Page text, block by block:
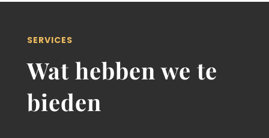
SERVICES
Wat hebben we te
bieden